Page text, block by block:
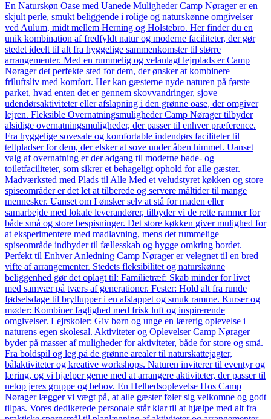
En Naturskøn Oase med Uanede Muligheder Camp Nørager er en
skjult perle, smukt beliggende i rolige og naturskønne omgivelser
ved Aulum, midt mellem Herning og Holstebro. Her finder du en
unik kombination af fredfyldt natur og moderne faciliteter, der gør
stedet ideelt til alt fra hyggelige sammenkomster til større
arrangementer. Med en rummelig og velanlagt lejrplads er Camp
Nørager det perfekte sted for dem, der ønsker at kombinere
friluftsliv med komfort. Her kan gæsterne nyde naturen på første
parket, hvad enten det er gennem skovvandringer, sjove
udendørsaktiviteter eller afslapning i den grønne oase, der omgiver
lejren. Fleksible Overnatningsmuligheder Camp Nørager tilbyder
alsidige overnatningsmuligheder, der passer til enhver præference.
Fra hyggelige sovesale og komfortable indendørs faciliteter til
teltpladser for dem, der elsker at sove under åben himmel. Uanset
valg af overnatning er der adgang til moderne bade- og
toiletfaciliteter, som sikrer et behageligt ophold for alle gæster.
Madværksted med Plads til Alle Med et veludstyret køkken og store
spiseområder er det let at tilberede og servere måltider til mange
mennesker. Uanset om I ønsker selv at stå for maden eller
samarbejde med lokale leverandører, tilbyder vi de rette rammer for
både små og store bespisninger. Det store køkken giver mulighed for
at eksperimentere med madlavning, mens det rummelige
spiseområde indbyder til fællesskab og hygge omkring bordet.
Perfekt til Enhver Anledning Camp Nørager er velegnet til en bred
vifte af arrangementer. Stedets fleksibilitet og naturskønne
beliggenhed gør det oplagt til: Familietræf: Skab minder for livet
med samvær på tværs af generationer. Fester: Hold alt fra runde
fødselsdage til bryllupper i en afslappet og smuk ramme. Kurser og
møder: Kombiner faglighed med frisk luft og inspirerende
omgivelser. Lejrskoler: Giv børn og unge en lærerig oplevelse i
naturens egen skolesal. Aktiviteter og Oplevelser Camp Nørager
byder på masser af muligheder for aktiviteter, både for store og små.
Fra boldspil og leg på de grønne arealer til naturskattejagter,
bålaktiviteter og kreative workshops. Naturen inviterer til eventyr og
læring, og vi hjælper gerne med at arrangere aktiviteter, der passer til
netop jeres gruppe og behov. En Helhedsoplevelse Hos Camp
Nørager lægger vi vægt på, at alle gæster føler sig velkomne og godt
tilpas. Vores dedikerede personale står klar til at hjælpe med alt fra